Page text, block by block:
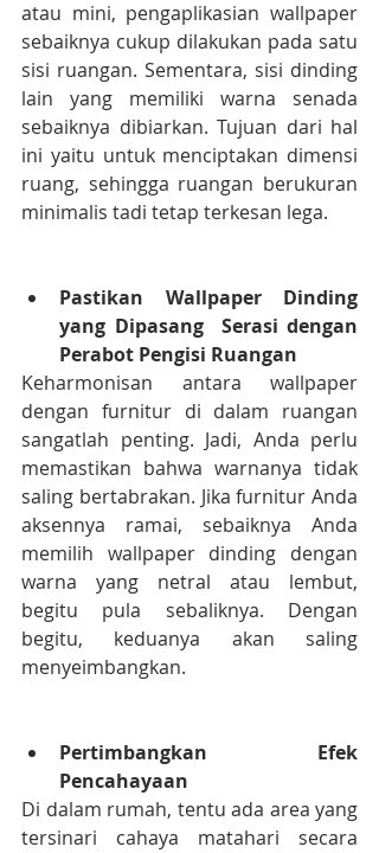
atau mini, pengaplikasian wallpaper
sebaiknya cukup dilakukan pada satu
sisi ruangan. Sementara, sisi dinding
lain yang memiliki warna senada
sebaiknya dibiarkan. Tujuan dari hal
ini yaitu untuk menciptakan dimensi
ruang, sehingga ruangan berukuran
minimalis tadi tetap terkesan lega.
Pastikan Wallpaper Dinding
yang Dipasang  Serasi dengan
Perabot Pengisi Ruangan
Keharmonisan antara wallpaper
dengan furnitur di dalam ruangan
sangatlah penting. Jadi, Anda perlu
memastikan bahwa warnanya tidak
saling bertabrakan. Jika furnitur Anda
aksennya ramai, sebaiknya Anda
memilih wallpaper dinding dengan
warna yang netral atau lembut,
begitu pula sebaliknya. Dengan
begitu, keduanya akan saling
menyeimbangkan.
Pertimbangkan Efek
Pencahayaan
Di dalam rumah, tentu ada area yang
tersinari cahaya matahari secara